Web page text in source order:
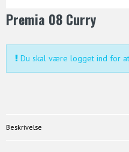
Premia 08 Curry
Du skal være logget ind for
Beskrivelse